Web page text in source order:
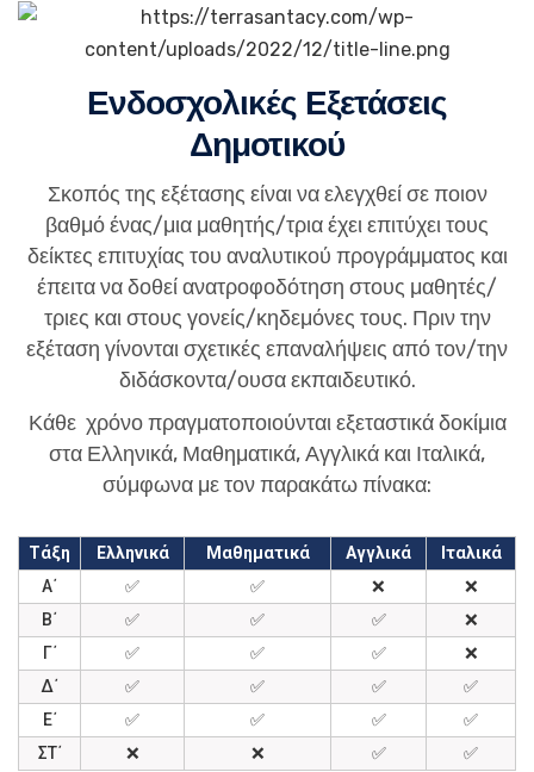
Ενδοσχολικές Εξετάσεις
Δημοτικού
Σκοπός της εξέτασης είναι να ελεγχθεί σε ποιον
βαθμό ένας/μια μαθητής/τρια έχει επιτύχει τους
δείκτες επιτυχίας του αναλυτικού προγράμματος και
έπειτα να δοθεί ανατροφοδότηση στους μαθητές/
τριες και στους γονείς/κηδεμόνες τους. Πριν την
εξέταση γίνονται σχετικές επαναλήψεις από τον/την
διδάσκοντα/ουσα εκπαιδευτικό.
Κάθε χρόνο πραγματοποιούνται εξεταστικά δοκίμια
στα Ελληνικά, Μαθηματικά, Αγγλικά και Ιταλικά,
σύμφωνα με τον παρακάτω πίνακα:
Τάξη Ελληνικά Μαθηματικά Αγγλικά
Ιταλικά
Α΄
✅ ✅ ❌
❌
Β΄
✅ ✅ ✅
❌
Γ΄
✅ ✅ ✅
❌
Δ΄
✅ ✅ ✅
✅
Ε΄
✅ ✅ ✅
✅
ΣΤ΄
❌ ❌ ✅ ✅